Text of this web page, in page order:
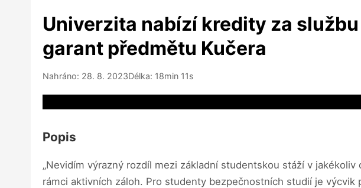
Univerzita nabízí kredity za
garant předmětu Kučera
Nahráno: 28. 8. 2023Délka: 18min 11s
Popis
„Nevidím výrazný rozdíl mezi základní studentskou stáží v
rámci aktivních záloh. Pro studenty bezpečnostních studií je